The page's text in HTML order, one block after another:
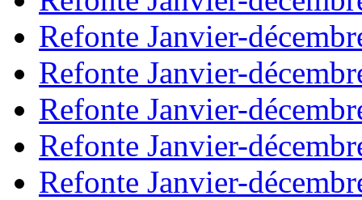
Refonte Janvier-
Refonte Janvier-
Refonte Janvier-
Refonte Janvier-
Refonte Janvier-